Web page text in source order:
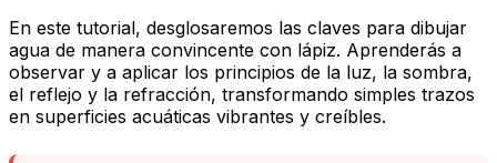
En este tutorial, desglosaremos las claves para dibujar
agua de manera convincente con lápiz. Aprenderás a
observar y a aplicar los principios de la luz, la sombra,
el reflejo y la refracción, transformando simples trazos
en superficies acuáticas vibrantes y creíbles.